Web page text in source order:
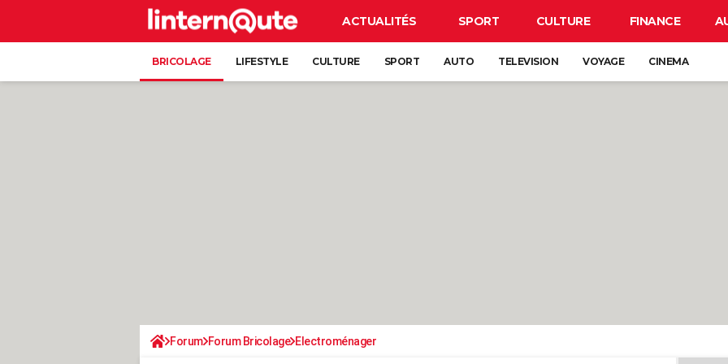
ACTUALITÉS SPORT CULTURE FINANCE
BRICOLAGE LIFESTYLE CULTURE SPORT AUTO TELEVISION VOYAGE CINEMA
Forum Forum Bricolage Electroménager